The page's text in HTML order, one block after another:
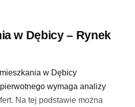
w Dębicy – Rynek
w Dębicy
wymaga analizy
Na tej podstawie można